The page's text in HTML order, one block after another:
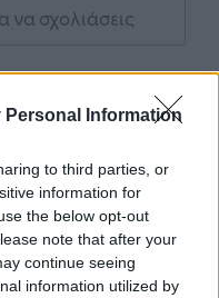
Personal Information
to third parties, or
information for
the below opt-out
note that after your
continue seeing
information utilized by
να σχολιάσεις